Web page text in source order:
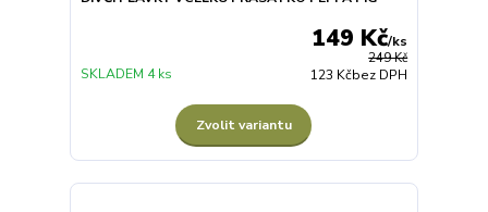
249 Kč
149 Kč/ks
123 Kčbez DPH
SKLADEM 4 ks
Zvolit variantu